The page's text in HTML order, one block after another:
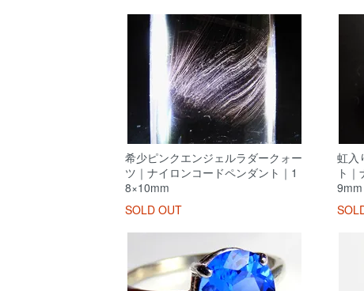
希少ピンクエンジェルラダークォー
ツ｜ナイロンコードペンダント｜1
8×10mm
SOLD OUT
虹入
ト
9mm